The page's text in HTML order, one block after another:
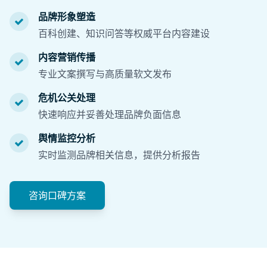
品牌形象塑造
百科创建、知识问答等权威平台内容建设
内容营销传播
专业文案撰写与高质量软文发布
危机公关处理
快速响应并妥善处理品牌负面信息
舆情监控分析
实时监测品牌相关信息，提供分析报告
咨询口碑方案